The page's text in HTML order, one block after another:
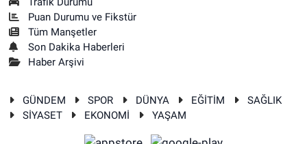
Puan Durumu ve Fikstür
Tüm Manşetler
Son Dakika Haberleri
Haber Arşivi
GÜNDEM SPOR DÜNYA EĞİTİM
SAĞLIK
SİYASET
EKONOMİ YAŞAM